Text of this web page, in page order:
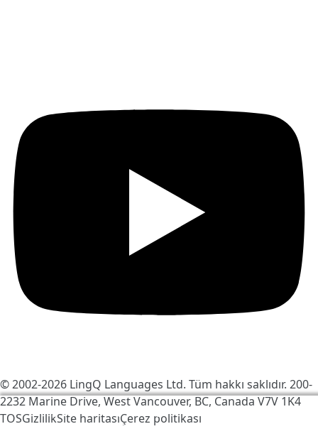
LingQ'yu daha iyi hale getirmek için çerezleri
kullanıyoruz. Siteyi ziyaret ederek, bunu kabul
© 2002-2026 LingQ Languages Ltd. Tüm hakkı saklıdır. 200-
2232 Marine Drive, West Vancouver, BC, Canada V7V 1K4
TOSGizlilikSite haritasıÇerez politikası